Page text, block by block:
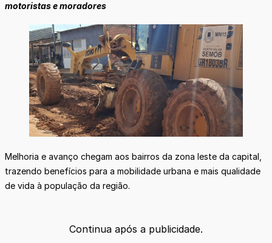
motoristas e moradores
Melhoria e avanço chegam aos bairros da zona leste da capital,
trazendo benefícios para a mobilidade urbana e mais qualidade
de vida à população da região.
Continua após a publicidade.